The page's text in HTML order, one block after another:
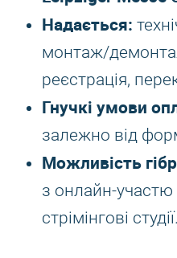
Надається:
монтаж/
реєстрація,
Гнучкі умови
залежно від
Можливість
з онлайн-участю
стрімінгові студії.